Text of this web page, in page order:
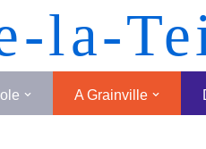
la-
A Grainville